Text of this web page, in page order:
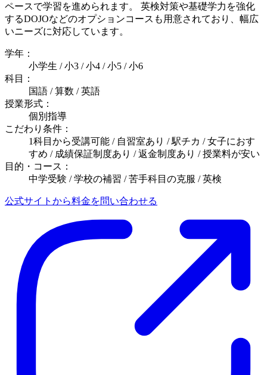
ペースで学習を進められます。 英検対策や基礎学力を強化
するDOJOなどのオプションコースも用意されており、幅広
いニーズに対応しています。
学年：
小学生 / 小3 / 小4 / 小5 / 小6
科目：
国語 / 算数 / 英語
授業形式：
個別指導
こだわり条件：
1科目から受講可能 / 自習室あり / 駅チカ / 女子におす
すめ / 成績保証制度あり / 返金制度あり / 授業料が安い
目的・コース：
中学受験 / 学校の補習 / 苦手科目の克服 / 英検
公式サイトから料金を問い合わせる